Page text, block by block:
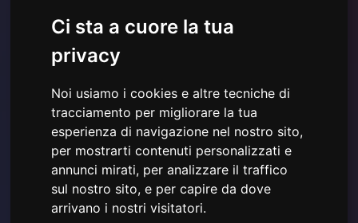
Ci sta a cuore la tua
privacy
Noi usiamo i cookies e altre tecniche di
tracciamento per migliorare la tua
esperienza di navigazione nel nostro sito,
per mostrarti contenuti personalizzati e
annunci mirati, per analizzare il traffico
sul nostro sito, e per capire da dove
arrivano i nostri visitatori.
Ho letto e compreso laInformativa sulla Privacy mostrata
quie acconsento all'utilizzo dei dati personali forniti.
Iscriviti